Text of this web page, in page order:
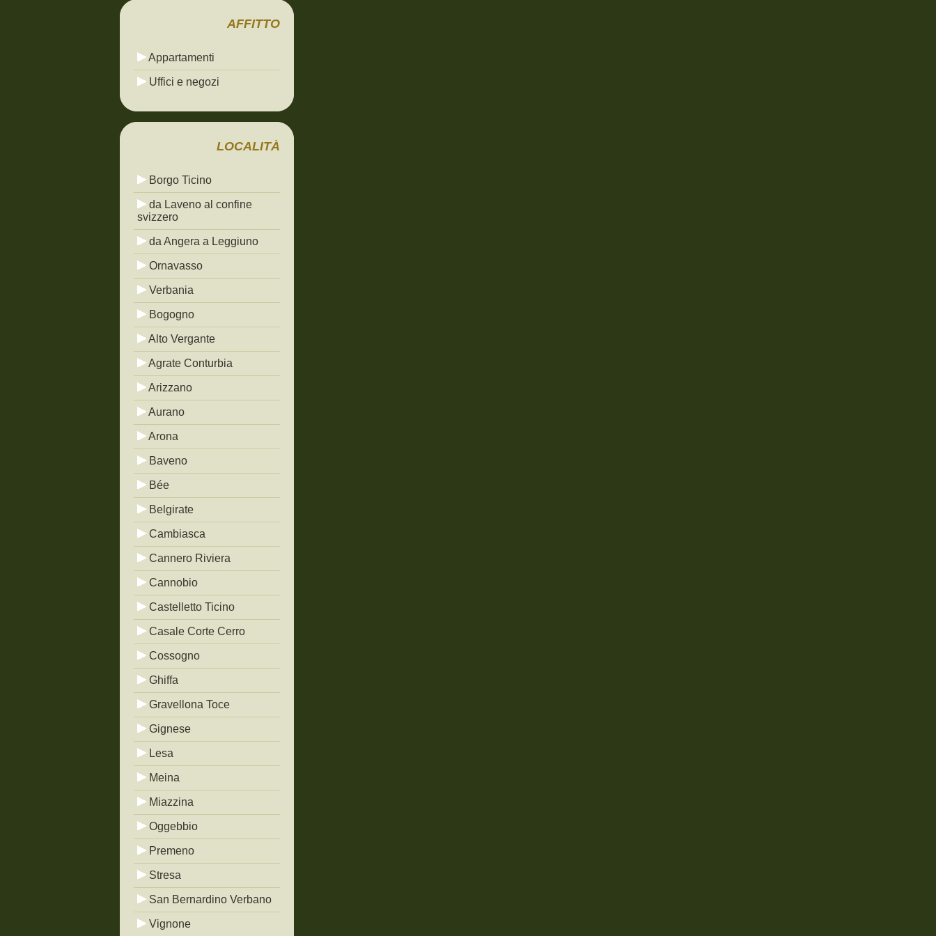
AFFITTO
Appartamenti
Uffici e negozi
LOCALITÀ
Borgo Ticino
da Laveno al confine
svizzero
da Angera a Leggiuno
Ornavasso
Verbania
Bogogno
Alto Vergante
Agrate Conturbia
Arizzano
Aurano
Arona
Baveno
Bée
Belgirate
Cambiasca
Cannero Riviera
Cannobio
Castelletto Ticino
Casale Corte Cerro
Cossogno
Ghiffa
Gravellona Toce
Gignese
Lesa
Meina
Miazzina
Oggebbio
Premeno
Stresa
San Bernardino Verbano
Vignone